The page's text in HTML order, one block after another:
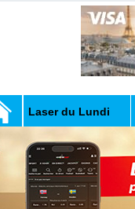
Laser du Lundi